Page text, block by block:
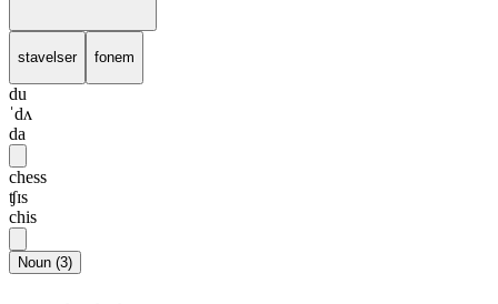
stavelser fonem
du
ˈdʌ
da
chess
ʧɪs
chis
Noun (3)